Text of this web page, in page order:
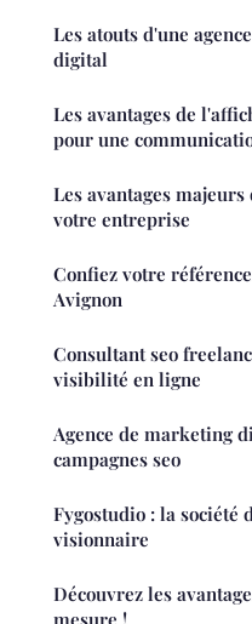
Les atouts d'une
digital
Les avantages de
pour une
Les avantages
votre entreprise
Confiez votre
Avignon
Consultant seo
visibilité en ligne
Agence de marketing
campagnes seo
Fygostudio : la société
visionnaire
Découvrez les